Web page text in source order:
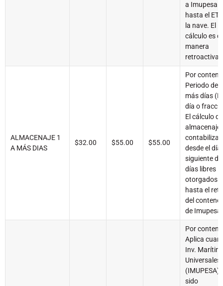
a Imupesa
hasta el
la nave. El
cálculo es
manera
retroactiva.
ALMACENAJE 1
A MÁS DIAS
$32.00 $55.00 $55.00
Por
Periodo del
más días
día o
El cálculo
almacenaje
contabiliza
desde el día
siguiente
días libres
otorgados
hasta el
del
de Imupesa
Por
Aplica
Inv.
Universales
(IMUPESA)
sido